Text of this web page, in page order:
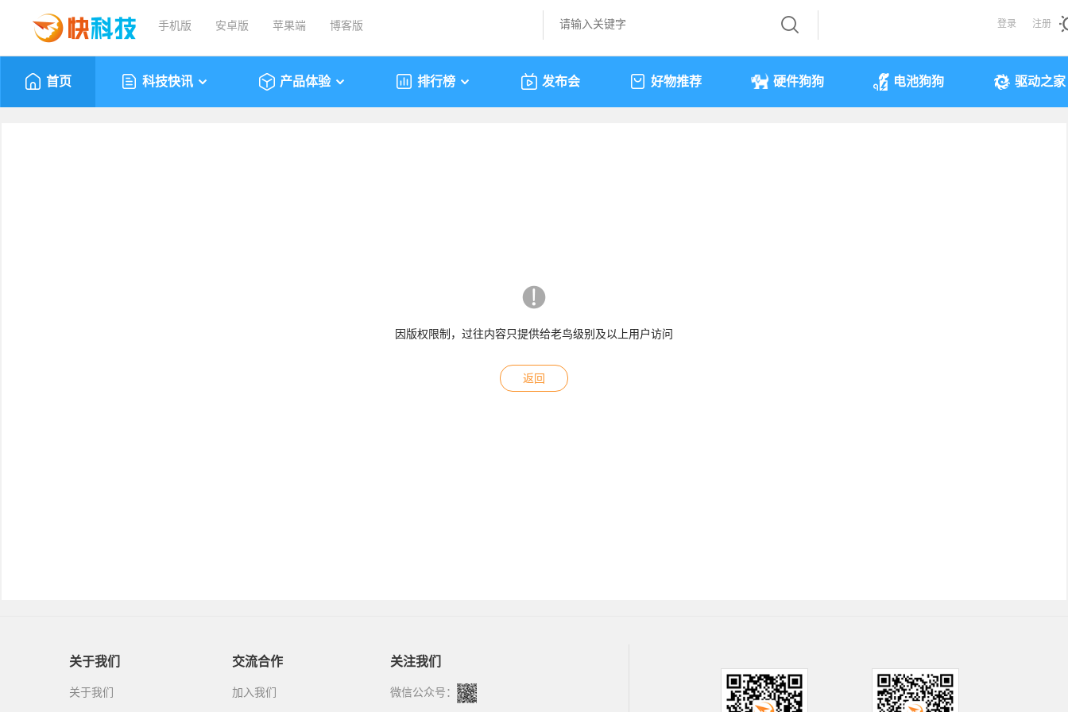
手机版 安卓版 苹果端 博客版 登录 注册
首页 科技快讯 产品体验 排行榜 发布会 好物推荐 硬件狗狗 电池狗狗 驱动之家
因版权限制，过往内容只提供给老鸟级别及以上用户访问
返回
关于我们
关于我们
交流合作
加入我们
关注我们
微信公众号：